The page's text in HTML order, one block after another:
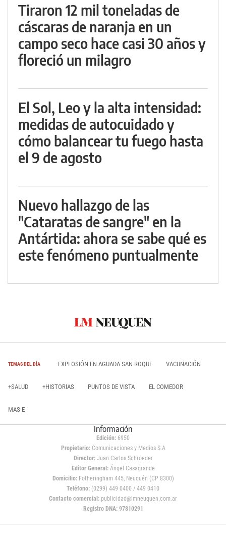
Tiraron 12 mil toneladas de
cáscaras de naranja en un
campo seco hace casi 30 años y
floreció un milagro
El Sol, Leo y la alta intensidad:
medidas de autocuidado y
cómo balancear tu fuego hasta
el 9 de agosto
Nuevo hallazgo de las
"Cataratas de sangre" en la
Antártida: ahora se sabe qué es
este fenómeno puntualmente
TEMAS DEL DÍA EXPLOSIÓN EN AGUADA SAN ROQUE VACUNACIÓN
+SALUD +HISTORIAS PUNTOS DE VISTA EL COMEDOR
MAS E
Información
Edición: 6950
Propietario:Comunicaciones y Medios S.A
Director: Juan Carlos Schroeder
Editor General:Ángel Casagrande
Domicilio:Fotheringham 445, Neuquén (CP 8300)
Teléfono: (0299) 449 0400 / 449 0410
Contacto comercial: publicidad@lmneuquen.com.ar
Registro DNA: 97810291